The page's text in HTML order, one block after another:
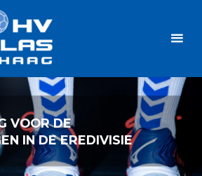
VOOR DE
IN DE EREDIVISIE